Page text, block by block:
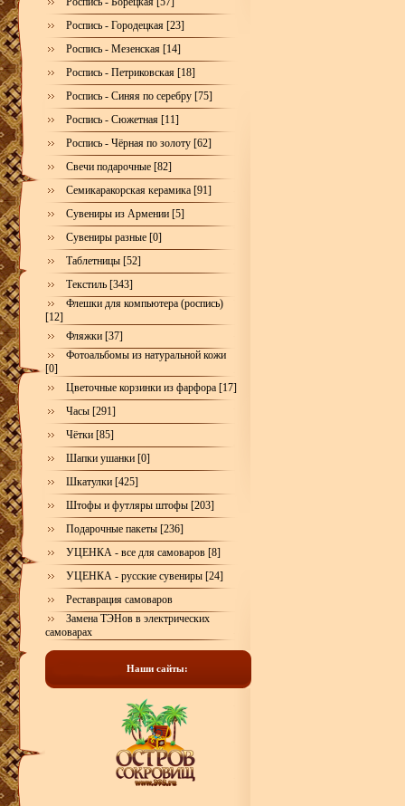
Роспись - Городецкая [23]
Роспись - Мезенская [14]
Роспись - Петриковская [18]
Роспись - Синяя по серебру [75]
Роспись - Сюжетная [11]
Роспись - Чёрная по золоту [62]
Свечи подарочные [82]
Семикаракорская керамика [91]
Сувениры из Армении [5]
Сувениры разные [0]
Таблетницы [52]
Текстиль [343]
Флешки для компьютера (роспись)
[12]
Фляжки [37]
Фотоальбомы из натуральной кожи
[0]
Цветочные корзинки из фарфора [17]
Часы [291]
Чётки [85]
Шапки ушанки [0]
Шкатулки [425]
Штофы и футляры штофы [203]
Подарочные пакеты [236]
УЦЕНКА - все для самоваров [8]
УЦЕНКА - русские сувениры [24]
Реставрация самоваров
Замена ТЭНов в электрических
самоварах
Наши сайты: